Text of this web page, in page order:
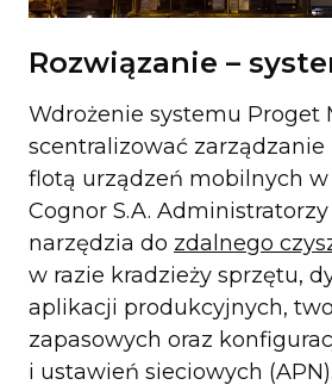
Rozwiązanie –
Wdrożenie systemu Proget
scentralizować
flotą urządzeń mobilnych w
Cognor S.A.
narzędzia do zdalnego
w razie kradzieży sprzętu,
aplikacji produkcyjnych,
zapasowych oraz
i ustawień sieciowych (APN).